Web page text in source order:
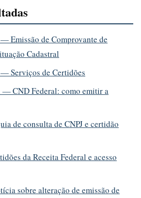
Emissão de Comprovante de
Cadastral
Serviços de Certidões
— CND Federal: como emitir a
de consulta de CNPJ e certidão
da Receita Federal e acesso
sobre alteração de emissão de